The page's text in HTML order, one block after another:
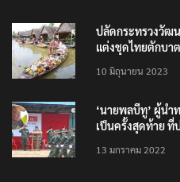
ปลัดกระทรวงวัฒน
แต่งชุดไทยตักบา
10 มิถุนายน 2023
‘นายพลบีทู’ ผู้นำ
เป็นครั้งสุดท้าย
13 มกราคม 2022